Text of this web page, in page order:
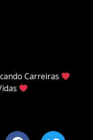
Carreiras